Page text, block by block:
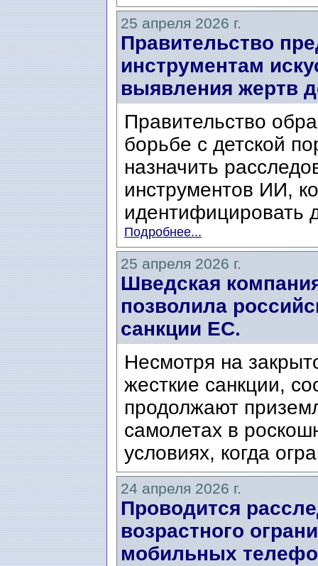
25 апреля 2026 г.
Правительство
инструментам
выявления жертв
Правительство
борьбе с детской
назначить
инструментов ИИ,
идентифицировать
Подробнее...
25 апреля 2026 г.
Шведская
позволила
санкции ЕС.
Несмотря на
жесткие санкции,
продолжают
самолетах в
условиях, когда
24 апреля 2026 г.
Проводится
возрастного
мобильных